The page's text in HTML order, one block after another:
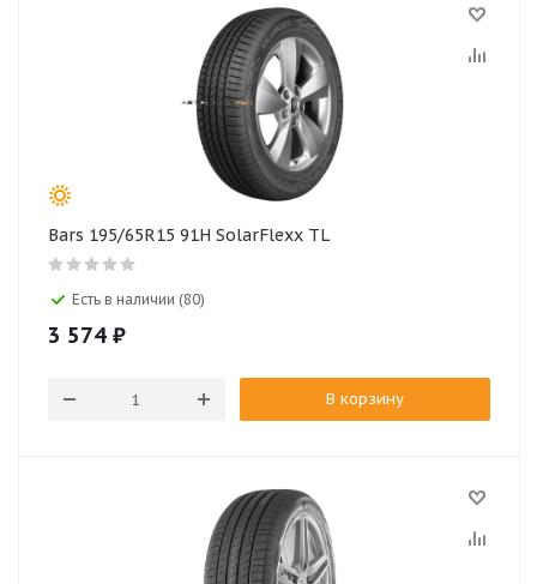
Bars 195/65R15 91H SolarFlexx TL
Есть в наличии (80)
3 574 ₽
В корзину